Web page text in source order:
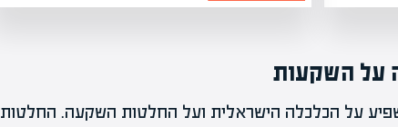
על השקעות
על הכלכלה הישראלית ועל החלטות השקעה. החלטות